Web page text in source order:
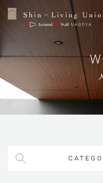
Free Dial